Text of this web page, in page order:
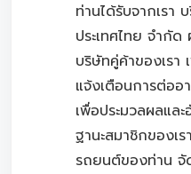
ท่านได้รับจากเรา
ประเทศไทย จำกัด
บริษัทคู่ค้าของเรา
แจ้งเตือนการต่ออ
เพื่อประมวลผลแล
ฐานะสมาชิกของเ
รถยนต์ของท่าน จั